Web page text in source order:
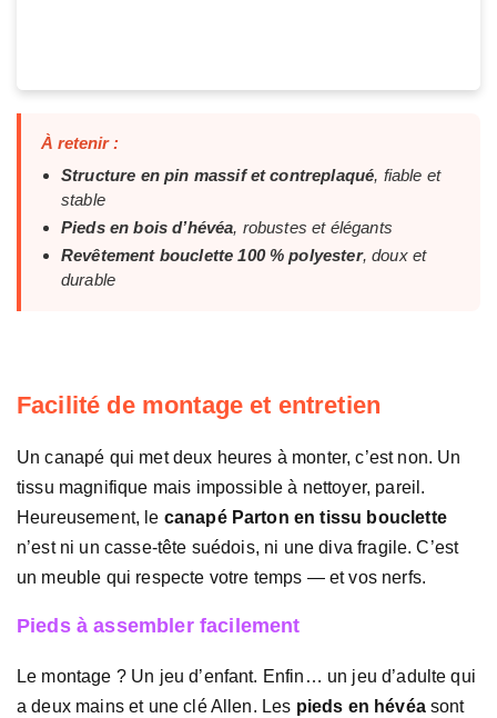
À retenir :
Structure en pin massif et contreplaqué, fiable et
stable
Pieds en bois d’hévéa, robustes et élégants
Revêtement bouclette 100 % polyester, doux et
durable
Facilité de montage et entretien
Un canapé qui met deux heures à monter, c’est non. Un
tissu magnifique mais impossible à nettoyer, pareil.
Heureusement, le canapé Parton en tissu bouclette
n’est ni un casse-tête suédois, ni une diva fragile. C’est
un meuble qui respecte votre temps — et vos nerfs.
Pieds à assembler facilement
Le montage ? Un jeu d’enfant. Enfin… un jeu d’adulte qui
a deux mains et une clé Allen. Les pieds en hévéasont